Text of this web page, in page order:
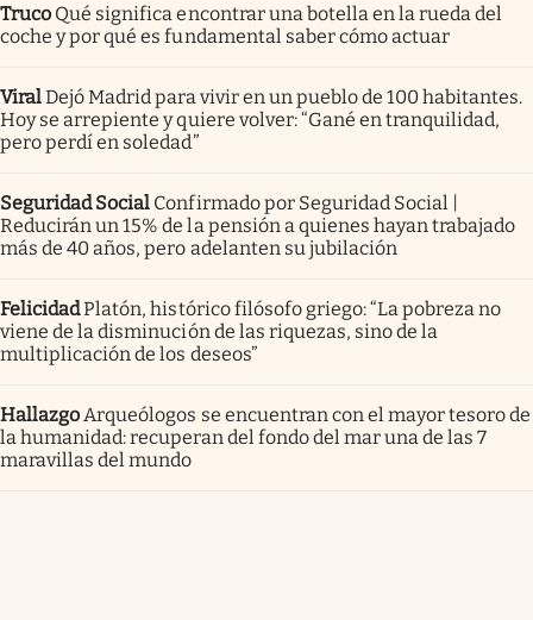
Truco Qué significa encontrar una botella en la rueda del
coche y por qué es fundamental saber cómo actuar
ViralDejó Madrid para vivir en un pueblo de 100 habitantes.
Hoy se arrepiente y quiere volver: “Gané en tranquilidad,
pero perdí en soledad”
Seguridad Social Confirmado por Seguridad Social |
Reducirán un 15% de la pensión a quienes hayan trabajado
más de 40 años, pero adelanten su jubilación
FelicidadPlatón, histórico filósofo griego: “La pobreza no
viene de la disminución de las riquezas, sino de la
multiplicación de los deseos”
Hallazgo Arqueólogos se encuentran con el mayor tesoro de
la humanidad: recuperan del fondo del mar una de las 7
maravillas del mundo